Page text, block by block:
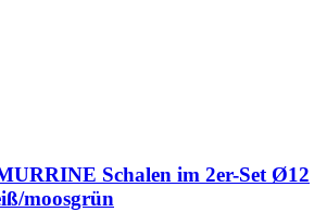
Schalen im 2er-​Set Ø12
moosgrün